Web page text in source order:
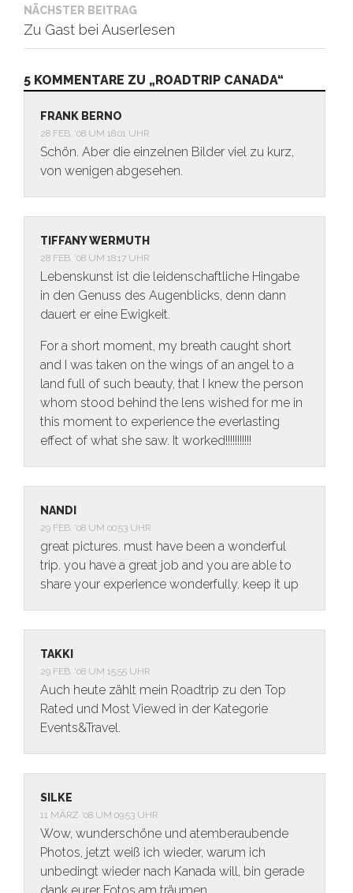
NÄCHSTER BEITRAG
Zu Gast bei Auserlesen
5 KOMMENTARE ZU „ROADTRIP CANADA“
FRANK BERNO
28 FEB. ’08 UM 18:01 UHR
Schön. Aber die einzelnen Bilder viel zu kurz,
von wenigen abgesehen.
TIFFANY WERMUTH
28 FEB. ’08 UM 18:17 UHR
Lebenskunst ist die leidenschaftliche Hingabe
in den Genuss des Augenblicks, denn dann
dauert er eine Ewigkeit.
For a short moment, my breath caught short
and I was taken on the wings of an angel to a
land full of such beauty, that I knew the person
whom stood behind the lens wished for me in
this moment to experience the everlasting
effect of what she saw. It worked!!!!!!!!!!!
NANDI
29 FEB. ’08 UM 00:53 UHR
great pictures. must have been a wonderful
trip. you have a great job and you are able to
share your experience wonderfully. keep it up
TAKKI
29 FEB. ’08 UM 15:55 UHR
Auch heute zählt mein Roadtrip zu den Top
Rated und Most Viewed in der Kategorie
Events&Travel.
SILKE
11 MÄRZ ’08 UM 09:53 UHR
Wow, wunderschöne und atemberaubende
Photos, jetzt weiß ich wieder, warum ich
unbedingt wieder nach Kanada will, bin gerade